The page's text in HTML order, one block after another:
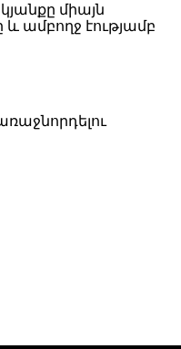
միայն
ամբողջ էությամբ